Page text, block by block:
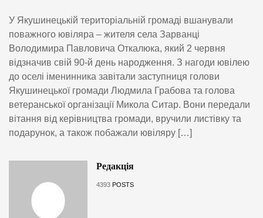
У Якушинецькій територіальній громаді вшанували
поважного ювіляра – жителя села Зарванці
Володимира Павловича Откалюка, який 2 червня
відзначив свій 90-й день народження. З нагоди ювілею
до оселі іменинника завітали заступниця голови
Якушинецької громади Людмила Грабова та голова
ветеранської організації Микола Ситар. Вони передали
вітання від керівництва громади, вручили листівку та
подарунок, а також побажали ювіляру […]
Редакція
4393 POSTS